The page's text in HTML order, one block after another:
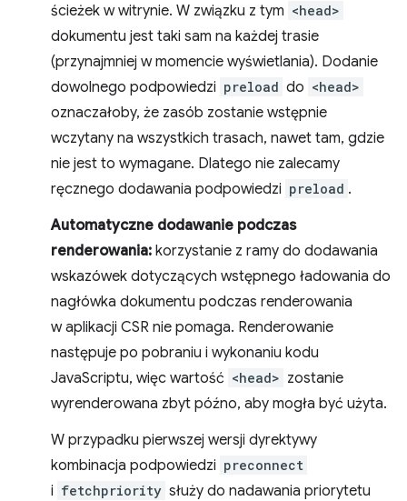
ścieżek w witrynie. W związku z tym <head>
dokumentu jest taki sam na każdej trasie
(przynajmniej w momencie wyświetlania). Dodanie
dowolnego podpowiedzi preload do <head>
oznaczałoby, że zasób zostanie wstępnie
wczytany na wszystkich trasach, nawet tam, gdzie
nie jest to wymagane. Dlatego nie zalecamy
ręcznego dodawania podpowiedzi preload .
Automatyczne dodawanie podczas
renderowania: korzystanie z ramy do dodawania
wskazówek dotyczących wstępnego ładowania do
nagłówka dokumentu podczas renderowania
w aplikacji CSR nie pomaga. Renderowanie
następuje po pobraniu i wykonaniu kodu
JavaScriptu, więc wartość <head> zostanie
wyrenderowana zbyt późno, aby mogła być użyta.
W przypadku pierwszej wersji dyrektywy
kombinacja podpowiedzi preconnect
i fetchpriority służy do nadawania priorytetu